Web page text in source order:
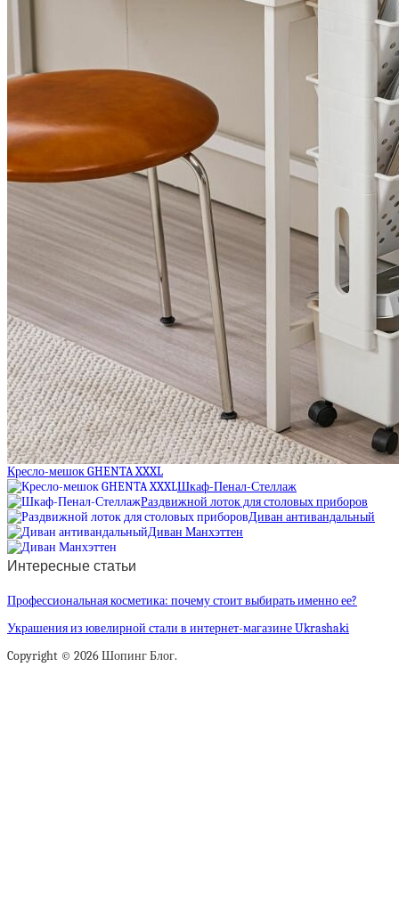
Кресло-мешок GHENTA XXXL
Шкаф-Пенал-Стеллаж
Раздвижной лоток для столовых приборов
Диван антивандальный
Диван Манхэттен
Интересные статьи
Профессиональная косметика: почему стоит выбирать именно ее?
Украшения из ювелирной стали в интернет-магазине Ukrashaki
Copyright © 2026 Шопинг Блог.